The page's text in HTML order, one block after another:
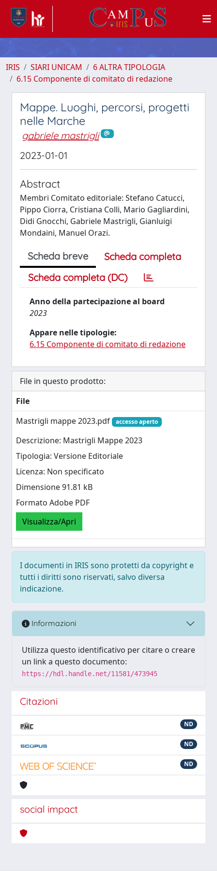
IRIS SIARI UNICAM
6 ALTRA TIPOLOGIA
6.15 Componente di comitato di redazione
Mappe. Luoghi, percorsi, progetti
nelle Marche
gabriele mastrigli
2023-01-01
Abstract
Membri Comitato editoriale: Stefano Catucci,
Pippo Ciorra, Cristiana Colli, Mario Gagliardini,
Didi Gnocchi, Gabriele Mastrigli, Gianluigi
Mondaini, Manuel Orazi.
Scheda breve
Scheda completa
Scheda completa (DC)
Anno della partecipazione al board
2023
Appare nelle tipologie:
6.15 Componente di comitato di redazione
File in questo prodotto:
File
Mastrigli mappe 2023.pdf
accesso aperto
Descrizione: Mastrigli Mappe 2023
Tipologia: Versione Editoriale
Licenza: Non specificato
Dimensione 91.81 kB
Formato Adobe PDF
Visualizza/Apri
I documenti in IRIS sono protetti da copyright e
tutti i diritti sono riservati, salvo diversa
indicazione.
Informazioni
Utilizza questo identificativo per citare o creare
un link a questo documento:
https://hdl.handle.net/11581/473945
Citazioni
ND
ND
ND
social impact